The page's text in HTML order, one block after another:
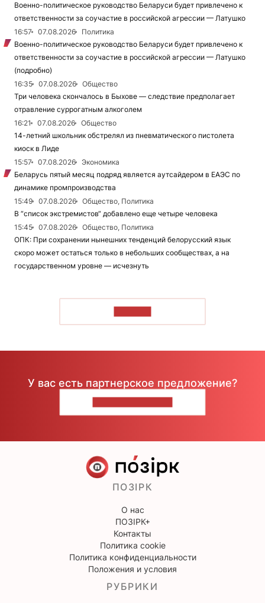
Военно-политическое руководство Беларуси будет привлечено к
ответственности за соучастие в российской агрессии — Латушко
16:57
07.08.2026
Политика
Военно-политическое руководство Беларуси будет привлечено к
ответственности за соучастие в российской агрессии — Латушко
(подробно)
16:35
07.08.2026
Общество
Три человека скончалось в Быхове — следствие предполагает
отравление суррогатным алкоголем
16:21
07.08.2026
Общество
14-летний школьник обстрелял из пневматического пистолета
киоск в Лиде
15:57
07.08.2026
Экономика
Беларусь пятый месяц подряд является аутсайдером в ЕАЭС по
динамике промпроизводства
15:49
07.08.2026
Общество, Политика
В “список экстремистов“ добавлено еще четыре человека
15:45
07.08.2026
Общество, Политика
ОПК: При сохранении нынешних тенденций белорусский язык
скоро может остаться только в небольших сообществах, а на
государственном уровне — исчезнуть
У вас есть партнерское предложение?
ПОЗІРК
О нас
ПОЗІРК+
Контакты
Политика cookie
Политика конфиденциальности
Положения и условия
РУБРИКИ